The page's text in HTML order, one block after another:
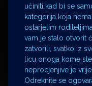
učiniti kad bi se
kategorija koja
ostarjelim
vam je stalo otvorit
zatvorili, svatko iz
licu onoga kome
neprocjenjive je
Odreknite se